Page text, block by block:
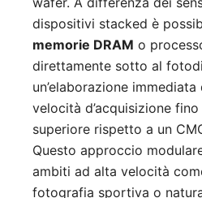
dispositivi stacked è
memorie DRAM o
direttamente sotto al
un’elaborazione
velocità d’acquisizione
superiore rispetto a un
Questo approccio
ambiti ad alta velocità
fotografia sportiva o